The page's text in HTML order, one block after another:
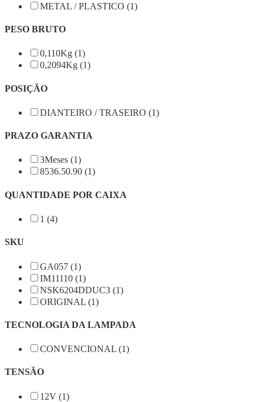
METAL / PLASTICO (1)
PESO BRUTO
0,110Kg (1)
0,2094Kg (1)
POSIÇÃO
DIANTEIRO / TRASEIRO (1)
PRAZO GARANTIA
3Meses (1)
8536.50.90 (1)
QUANTIDADE POR CAIXA
1 (4)
SKU
GA057 (1)
IM11110 (1)
NSK6204DDUC3 (1)
ORIGINAL (1)
TECNOLOGIA DA LAMPADA
CONVENCIONAL (1)
TENSÃO
12V (1)